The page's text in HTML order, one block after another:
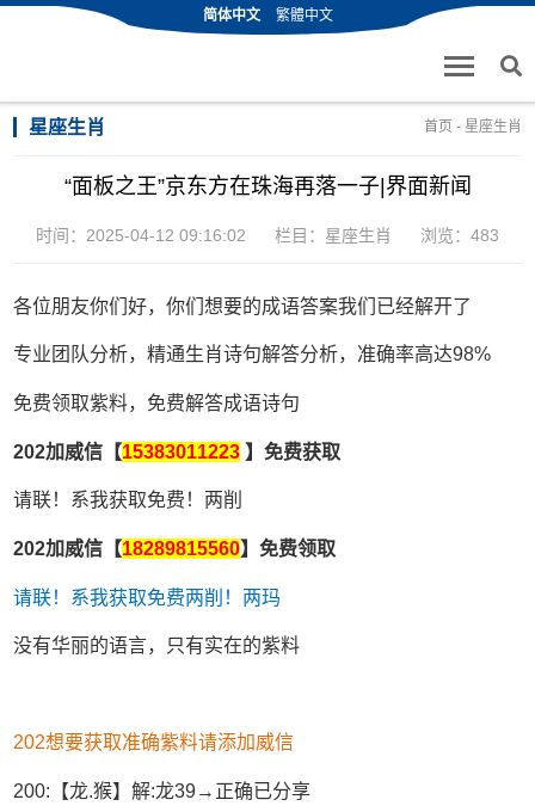
简体中文 繁體中文
星座生肖 首页 - 星座生肖
“面板之王”京东方在珠海再落一子|界面新闻
时间：2025-04-12 09:16:02 栏目： 星座生肖 浏览：483
各位朋友你们好，你们想要的成语答案我们已经解开了
专业团队分析，精通生肖诗句解答分析，准确率高达98%
免费领取紫料，免费解答成语诗句
202加威信【15383011223 】免费获取
请联！系我获取免费！两削
202加威信【18289815560】免费领取
请联！系我获取免费两削！两玛
没有华丽的语言，只有实在的紫料
202想要获取准确紫料请添加威信
200:【龙.猴】解:龙39→正确已分享